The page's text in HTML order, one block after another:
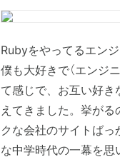
Rubyをやってるエン
僕も大好きで（エンジ
て感じで、お互い好
えてきました。挙が
クな会社のサイトばっ
な中学時代の一幕を思